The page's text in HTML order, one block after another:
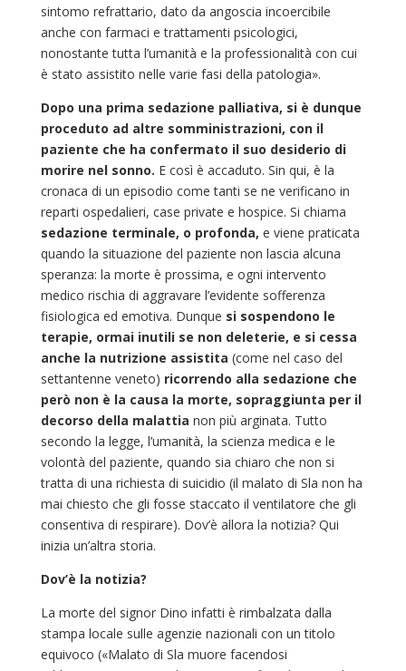
sintomo refrattario, dato da angoscia incoercibile
anche con farmaci e trattamenti psicologici,
nonostante tutta l’umanità e la professionalità con cui
è stato assistito nelle varie fasi della patologia».
Dopo una prima sedazione palliativa, si è dunque
proceduto ad altre somministrazioni, con il
paziente che ha confermato il suo desiderio di
morire nel sonno. E così è accaduto. Sin qui, è la
cronaca di un episodio come tanti se ne verificano in
reparti ospedalieri, case private e hospice. Si chiama
sedazione terminale, o profonda, e viene praticata
quando la situazione del paziente non lascia alcuna
speranza: la morte è prossima, e ogni intervento
medico rischia di aggravare l’evidente sofferenza
fisiologica ed emotiva. Dunque si sospendono le
terapie, ormai inutili se non deleterie, e si cessa
anche la nutrizione assistita (come nel caso del
settantenne veneto) ricorrendo alla sedazione che
però non è la causa la morte, sopraggiunta per il
decorso della malattia non più arginata. Tutto
secondo la legge, l’umanità, la scienza medica e le
volontà del paziente, quando sia chiaro che non si
tratta di una richiesta di suicidio (il malato di Sla non ha
mai chiesto che gli fosse staccato il ventilatore che gli
consentiva di respirare). Dov’è allora la notizia? Qui
inizia un’altra storia.
Dov’è la notizia?
La morte del signor Dino infatti è rimbalzata dalla
stampa locale sulle agenzie nazionali con un titolo
equivoco («Malato di Sla muore facendosi